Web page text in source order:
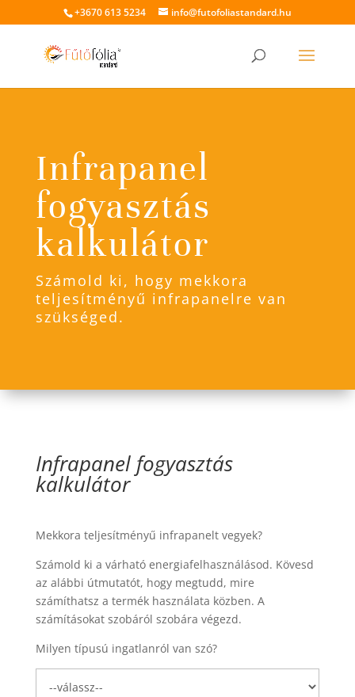
+3670 613 5234 info@futofoliastandard.hu
Infrapanel
fogyasztás
kalkulátor
Számold ki, hogy mekkora
teljesítményű infrapanelre van
szükséged.
Infrapanel fogyasztás
kalkulátor
Mekkora teljesítményű infrapanelt vegyek?
Számold ki a várható energiafelhasználásod. Kövesd
az alábbi útmutatót, hogy megtudd, mire
számíthatsz a termék használata közben. A
számításokat szobáról szobára végezd.
Milyen típusú ingatlanról van szó?